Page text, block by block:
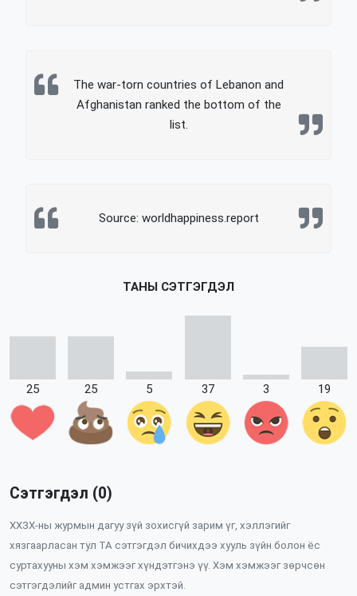
The war-torn countries of Lebanon and
Afghanistan ranked the bottom of the
list.
Source: worldhappiness.report
ТАНЫ СЭТГЭГДЭЛ
25 25 5 37 3 19
Сэтгэгдэл (0)
ХХЗХ-ны журмын дагуу зүй зохисгүй зарим үг, хэллэгийг
хязгаарласан тул ТА сэтгэгдэл бичихдээ хууль зүйн болон ёс
суртахууны хэм хэмжээг хүндэтгэнэ үү. Хэм хэмжээг зөрчсөн
сэтгэгдэлийг админ устгах эрхтэй.